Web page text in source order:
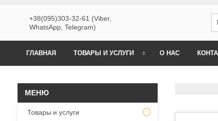
+38(095)303-32-61 (Viber,
WhatsApp, Telegram)
ГЛАВНАЯ ТОВАРЫ И УСЛУГИ О НАС
Товары и услуги